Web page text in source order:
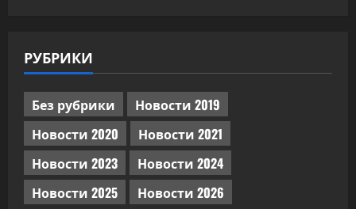
РУБРИКИ
Без рубрики
Новости 2019
Новости 2020
Новости 2021
Новости 2023
Новости 2024
Новости 2025
Новости 2026